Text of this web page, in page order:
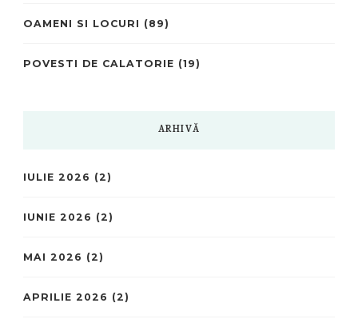
OAMENI SI LOCURI (89)
POVESTI DE CALATORIE (19)
ARHIVĂ
IULIE 2026 (2)
IUNIE 2026 (2)
MAI 2026 (2)
APRILIE 2026 (2)